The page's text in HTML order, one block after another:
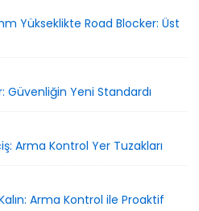
Yükseklikte Road Blocker: Üst
Güvenliğin Yeni Standardı
Arma Kontrol Yer Tuzakları
Arma Kontrol ile Proaktif